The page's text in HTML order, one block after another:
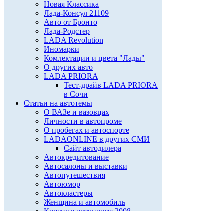
Новая Классика
Лада-Консул 21109
Авто от Бронто
Лада-Родстер
LADA Revolution
Иномарки
Комлектации и цвета "Лады"
О других авто
LADA PRIORA
Тест-драйв LADA PRIORA
в Сочи
Статьи на автотемы
О ВАЗе и вазовцах
Личности в автопроме
О пробегах и автоспорте
LADAONLINE в других СМИ
Сайт автодилера
Автокредитование
Автосалоны и выставки
Автопутешествия
Автоюмор
Автокластеры
Женщина и автомобиль